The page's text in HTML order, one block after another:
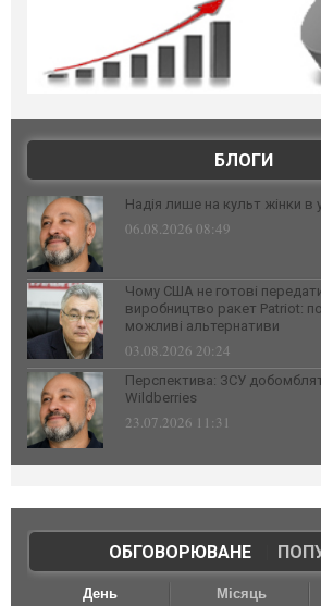
БЛОГИ
Надія лише на культ жінки в
06.08.2026 08:49
Чому США не готові передати
виробництво ракет Patriot:
можливі альтернативи
03.08.2026 20:24
Перспектива: ЗСУ
Wildberries
23.07.2026 11:31
ОБГОВОРЮВАНЕ|
День Місяць